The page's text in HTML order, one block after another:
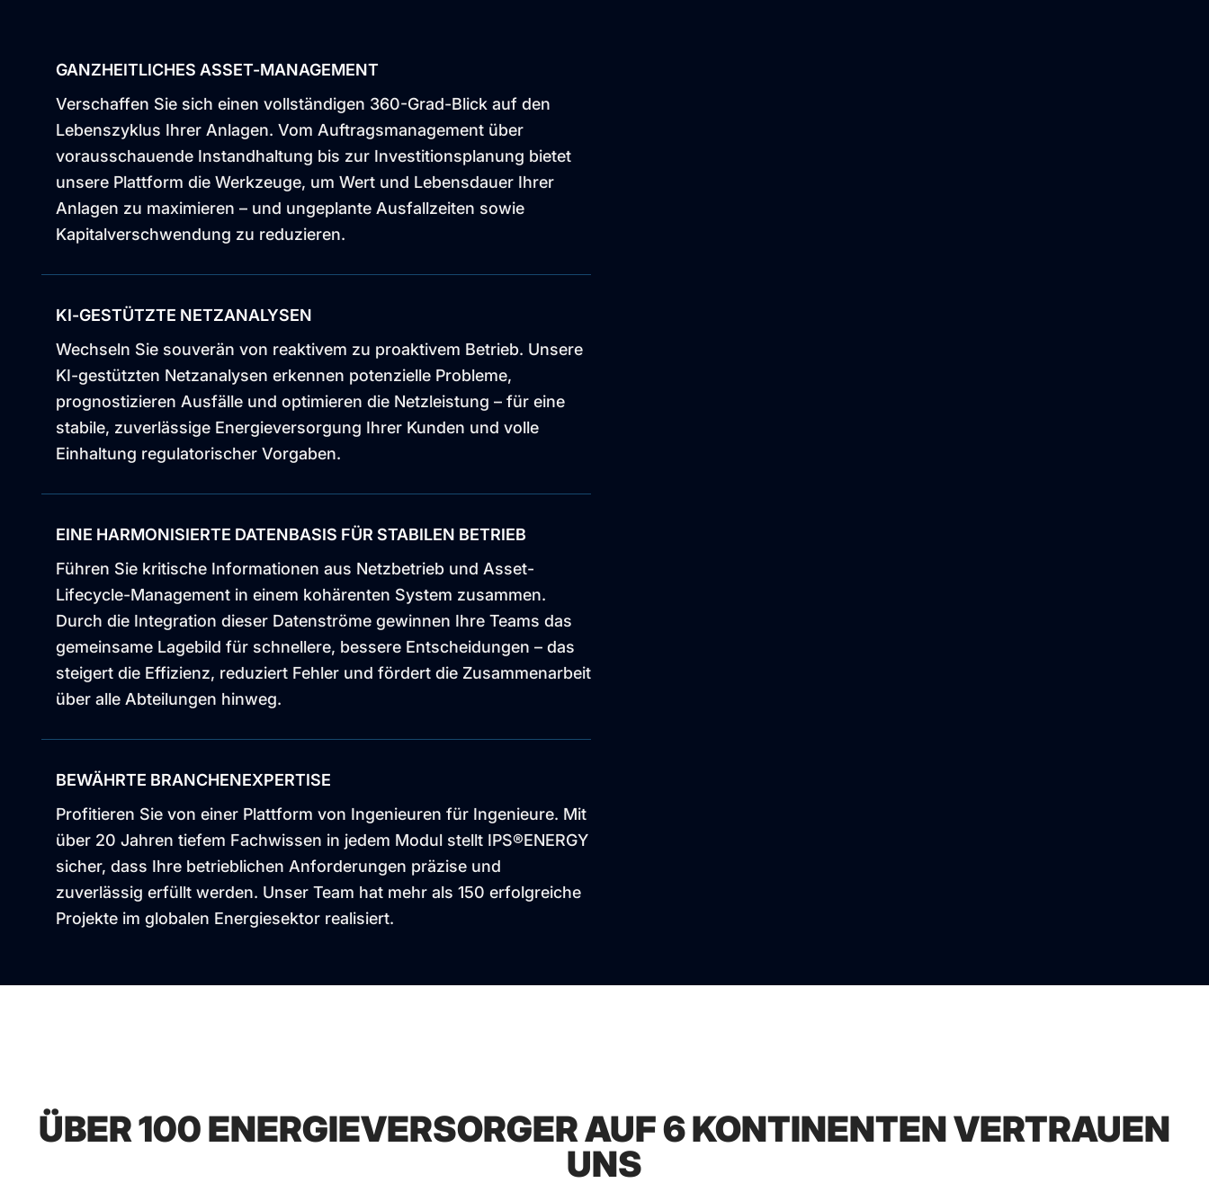
GANZHEITLICHES ASSET-MANAGEMENT
Verschaffen Sie sich einen vollständigen 360-Grad-Blick auf den
Lebenszyklus Ihrer Anlagen. Vom Auftragsmanagement über
vorausschauende Instandhaltung bis zur Investitionsplanung bietet
unsere Plattform die Werkzeuge, um Wert und Lebensdauer Ihrer
Anlagen zu maximieren – und ungeplante Ausfallzeiten sowie
Kapitalverschwendung zu reduzieren.
KI-GESTÜTZTE NETZANALYSEN
Wechseln Sie souverän von reaktivem zu proaktivem Betrieb. Unsere
KI-gestützten Netzanalysen erkennen potenzielle Probleme,
prognostizieren Ausfälle und optimieren die Netzleistung – für eine
stabile, zuverlässige Energieversorgung Ihrer Kunden und volle
Einhaltung regulatorischer Vorgaben.
EINE HARMONISIERTE DATENBASIS FÜR STABILEN BETRIEB
Führen Sie kritische Informationen aus Netzbetrieb und Asset-
Lifecycle-Management in einem kohärenten System zusammen.
Durch die Integration dieser Datenströme gewinnen Ihre Teams das
gemeinsame Lagebild für schnellere, bessere Entscheidungen – das
steigert die Effizienz, reduziert Fehler und fördert die Zusammenarbeit
über alle Abteilungen hinweg.
BEWÄHRTE BRANCHENEXPERTISE
Profitieren Sie von einer Plattform von Ingenieuren für Ingenieure. Mit
über 20 Jahren tiefem Fachwissen in jedem Modul stellt IPS®ENERGY
sicher, dass Ihre betrieblichen Anforderungen präzise und
zuverlässig erfüllt werden. Unser Team hat mehr als 150 erfolgreiche
Projekte im globalen Energiesektor realisiert.
ÜBER 100 ENERGIEVERSORGER AUF 6 KONTINENTEN VERTRAUEN
UNS